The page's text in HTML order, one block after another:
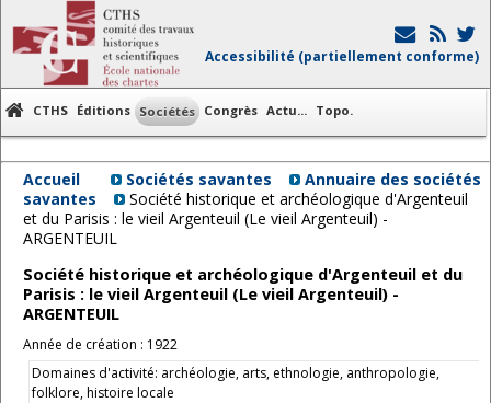
Accessibilité (partiellement conforme)
CTHS Éditions Sociétés Congrès Actu... Topo.
Accueil Sociétés savantes
Annuaire des sociétés
savantes
Société historique et archéologique d'Argenteuil
et du Parisis : le vieil Argenteuil (Le vieil Argenteuil) -
ARGENTEUIL
Société historique et archéologique d'Argenteuil et du
Parisis : le vieil Argenteuil (Le vieil Argenteuil) -
ARGENTEUIL
Année de création : 1922
Domaines d'activité: archéologie, arts, ethnologie, anthropologie,
folklore, histoire locale